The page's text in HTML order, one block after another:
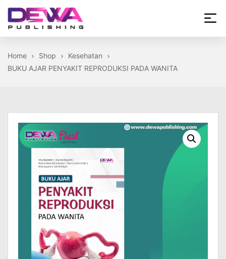
Skip
theDewa
Home
Shop
Kesehatan
BUKU AJAR PENYAKIT REPRODUKSI PADA WANITA